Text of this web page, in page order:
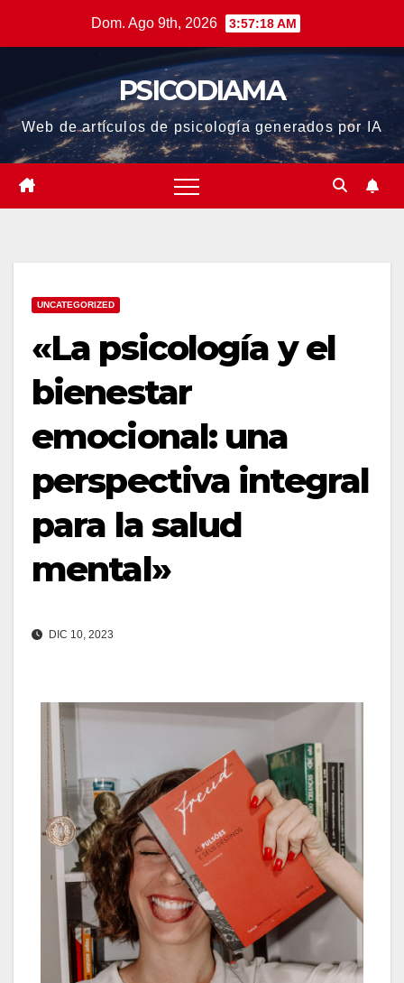
Dom. Ago 9th, 2026 3:57:18 AM
PSICODIAMA
Web de artículos de psicología generados por IA
UNCATEGORIZED
«La psicología y el
bienestar
emocional: una
perspectiva integral
para la salud
mental»
DIC 10, 2023